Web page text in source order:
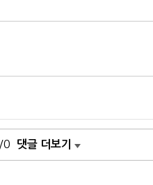
0 댓글 더보기